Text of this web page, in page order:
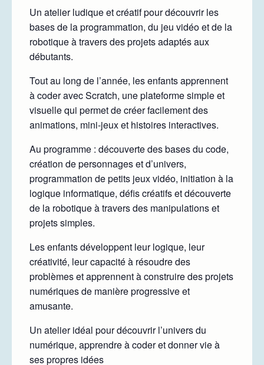
Un atelier ludique et créatif pour découvrir les
bases de la programmation, du jeu vidéo et de la
robotique à travers des projets adaptés aux
débutants.
Tout au long de l’année, les enfants apprennent
à coder avec Scratch, une plateforme simple et
visuelle qui permet de créer facilement des
animations, mini-jeux et histoires interactives.
Au programme : découverte des bases du code,
création de personnages et d’univers,
programmation de petits jeux vidéo, initiation à la
logique informatique, défis créatifs et découverte
de la robotique à travers des manipulations et
projets simples.
Les enfants développent leur logique, leur
créativité, leur capacité à résoudre des
problèmes et apprennent à construire des projets
numériques de manière progressive et
amusante.
Un atelier idéal pour découvrir l’univers du
numérique, apprendre à coder et donner vie à
ses propres idées